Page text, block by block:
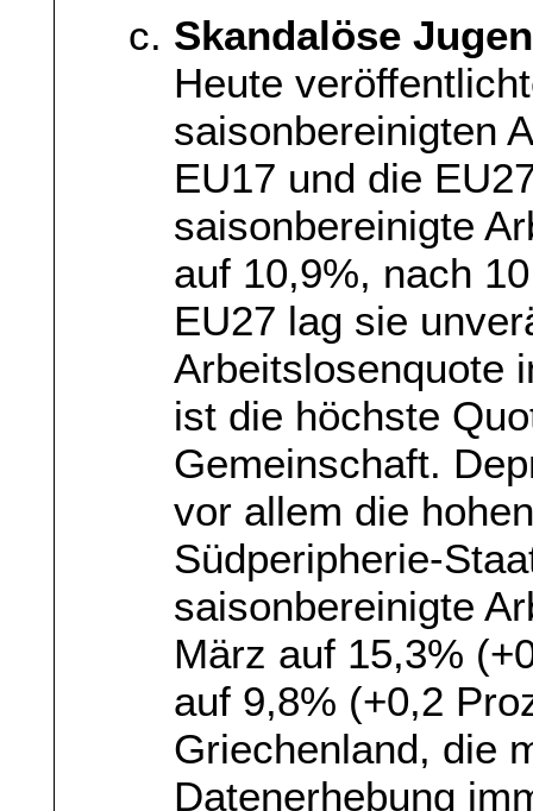
Skandalöse
Heute
saisonbereinigten
EU17 und die
saisonbereinigte
auf 10,9%, nach
EU27 lag sie
Arbeitslosenquote
ist die höchste
Gemeinschaft.
vor allem die
Südperipherie-
saisonbereinigte
März auf 15,3%
auf 9,8% (+0,2
Griechenland, die
Datenerhebung